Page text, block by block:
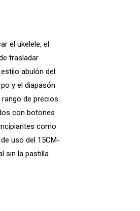
el ukelele, el
trasladar
abulón del
y el diapasón
de precios.
con botones
como
uso del 15CM-
sin la pastilla